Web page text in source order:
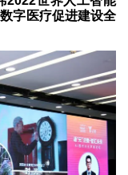
字医疗促进建设全